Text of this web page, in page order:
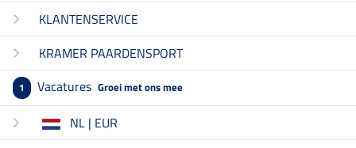
KLANTENSERVICE
KRAMER PAARDENSPORT
1 Vacatures Groei met ons mee
NL | EUR